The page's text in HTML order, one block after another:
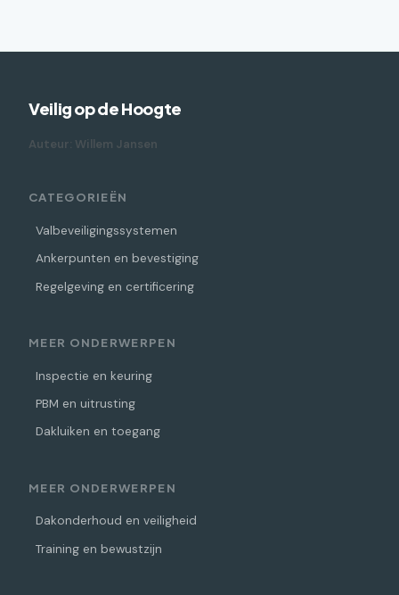
Veilig op de Hoogte
Auteur: Willem Jansen
CATEGORIEËN
Valbeveiligingssystemen
Ankerpunten en bevestiging
Regelgeving en certificering
MEER ONDERWERPEN
Inspectie en keuring
PBM en uitrusting
Dakluiken en toegang
MEER ONDERWERPEN
Dakonderhoud en veiligheid
Training en bewustzijn